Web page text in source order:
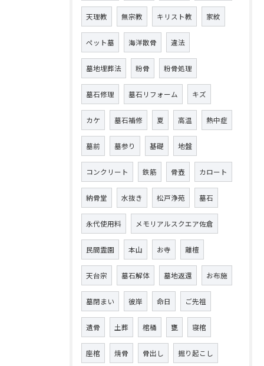
天理教 無宗教 キリスト教 家紋
ペット墓 海洋散骨 違法
墓地埋葬法 粉骨 粉骨処理
墓石修理 墓石リフォーム キズ
カケ 墓石補修 夏 高温 熱中症
墓前 墓参り 基礎 地盤
コンクリート 鉄筋 骨壺 カロート
納骨堂 水抜き 松戸浄苑 墓石
永代使用料 メモリアルスクエア佐倉
民間霊園 本山 お寺 離檀
天台宗 墓石解体 墓地返還 お布施
墓閉まい 彼岸 命日 ご先祖
遺骨 土葬 棺桶 甕 寝棺
座棺 焼骨 骨出し 掘り起こし